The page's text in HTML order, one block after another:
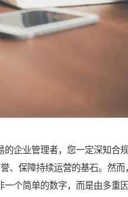
企业管理者，您一定深知合
、保障持续运营的基石。然
个简单的数字，而是由多重